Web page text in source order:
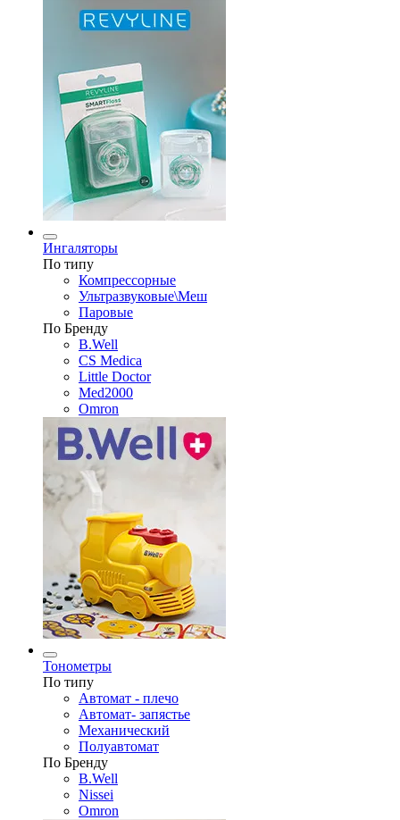
Ингаляторы
По типу
Компрессорные
Ультразвуковые\Меш
Паровые
По Бренду
B.Well
CS Medica
Little Doctor
Med2000
Omron
Тонометры
По типу
Автомат - плечо
Автомат- запястье
Механический
Полуавтомат
По Бренду
B.Well
Nissei
Omron